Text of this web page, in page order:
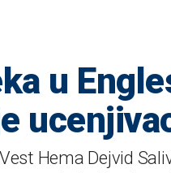
u
Hema Dejvid